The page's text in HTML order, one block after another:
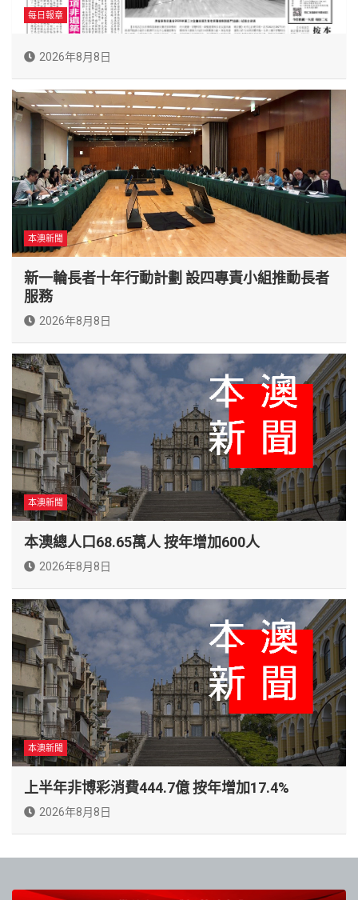
每日報章
2026年8月8日
本澳新聞
新一輪長者十年行動計劃 設四專責小組推動長者
服務
2026年8月8日
本澳新聞
本澳總人口68.65萬人 按年增加600人
2026年8月8日
本澳新聞
上半年非博彩消費444.7億 按年增加17.4%
2026年8月8日